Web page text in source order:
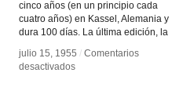
cinco años (en un principio cada
cuatro años) en Kassel, Alemania y
dura 100 días. La última edición, la
julio 15, 1955 / Comentarios
desactivadosen
julio 15, 1955 / Comentarios
desactivadosen